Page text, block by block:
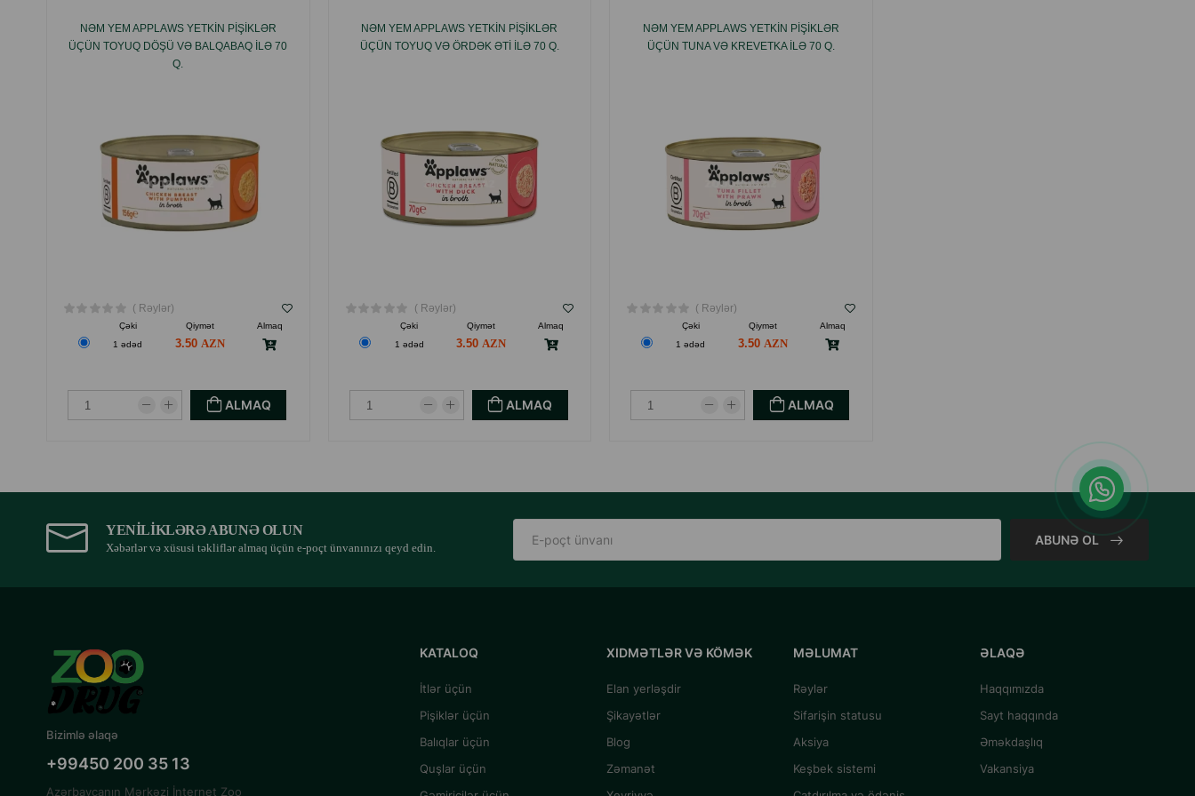
NƏM YEM APPLAWS YETKIN PIŞIKLƏR
ÜÇÜN TOYUQ DÖŞÜ VƏ BALQABAQ ILƏ 70
Q.
( Rəylər)
Çəki Qiymət
Almaq
1 ədəd
3.50
ALMAQ
NƏM YEM APPLAWS YETKIN PIŞIKLƏR
ÜÇÜN TOYUQ VƏ ÖRDƏK ƏTI ILƏ 70 Q.
( Rəylər)
Çəki Qiymət
Almaq
1 ədəd
3.50
ALMAQ
NƏM YEM APPLAWS YETKIN PIŞIKLƏR
ÜÇÜN TUNA VƏ KREVETKA ILƏ 70 Q.
( Rəylər)
Çəki Qiymət
Almaq
1 ədəd
3.50
ALMAQ
YENILIKLƏRƏ ABUNƏ OLUN
Xəbərlər və xüsusi təkliflər almaq üçün e-poçt ünvanınızı qeyd edin.
ABUNƏ OL
Bizimlə əlaqə
+99450 200 35 13
Azərbaycanın Mərkəzi İnternet Zoo
KATALOQ
İtlər üçün
Pişiklər üçün
Balıqlar üçün
Quşlar üçün
XIDMƏTLƏR VƏ KÖMƏK
Elan yerləşdir
Şikayətlər
Blog
Zəmanət
MƏLUMAT
Rəylər
Sifarişin statusu
Aksiya
Keşbek sistemi
ƏLAQƏ
Haqqımızda
Sayt haqqında
Əməkdaşlıq
Vakansiya